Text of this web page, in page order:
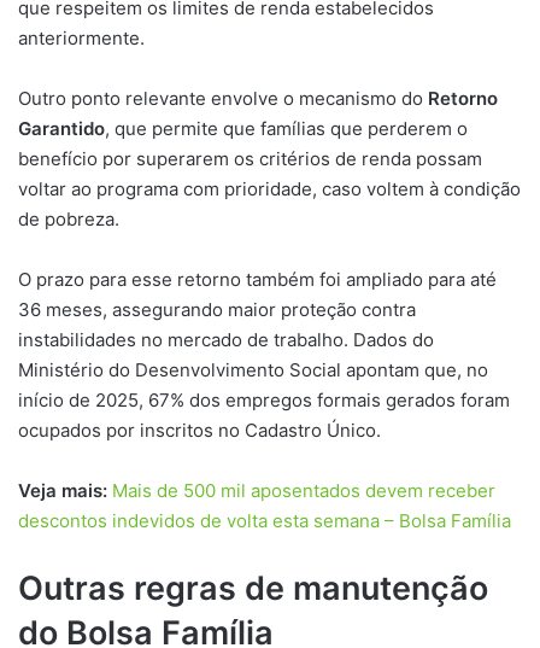
que respeitem os limites de renda estabelecidos
anteriormente.
Outro ponto relevante envolve o mecanismo do Retorno
Garantido, que permite que famílias que perderem o
benefício por superarem os critérios de renda possam
voltar ao programa com prioridade, caso voltem à condição
de pobreza.
O prazo para esse retorno também foi ampliado para até
36 meses, assegurando maior proteção contra
instabilidades no mercado de trabalho. Dados do
Ministério do Desenvolvimento Social apontam que, no
início de 2025, 67% dos empregos formais gerados foram
ocupados por inscritos no Cadastro Único.
Veja mais: Mais de 500 mil aposentados devem receber
descontos indevidos de volta esta semana – Bolsa Família
Outras regras de manutenção
do Bolsa Família